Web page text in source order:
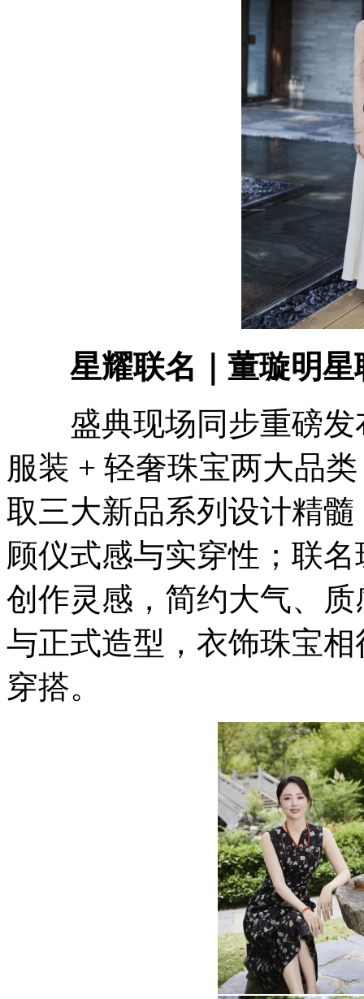
星耀联名｜董璇明星
盛典现场同步重磅发
服装 + 轻奢珠宝两大品
取三大新品系列设计精
顾仪式感与实穿性；联
创作灵感，简约大气、
与正式造型，衣饰珠宝
穿搭。